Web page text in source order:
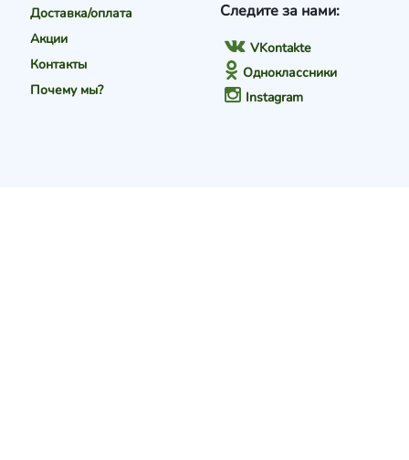
Доставка/оплата
Акции
Контакты
Почему мы?
Следите за нами:
VKontakte
Одноклассники
Instagram